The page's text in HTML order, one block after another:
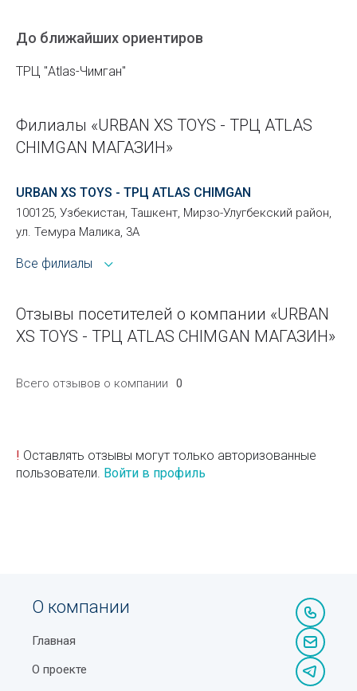
До ближайших ориентиров
ТРЦ "Atlas-Чимган"
Филиалы «URBAN XS TOYS - ТРЦ ATLAS
CHIMGAN МАГАЗИН»
URBAN XS TOYS - ТРЦ ATLAS CHIMGAN
100125, Узбекистан, Ташкент, Мирзо-Улугбекский район,
ул. Темура Малика, 3А
Все филиалы
Отзывы посетителей о компании «URBAN
XS TOYS - ТРЦ ATLAS CHIMGAN МАГАЗИН»
Всего отзывов о компании 0
! Оставлять отзывы могут только авторизованные
пользователи. Войти в профиль
О компании
Главная
О проекте